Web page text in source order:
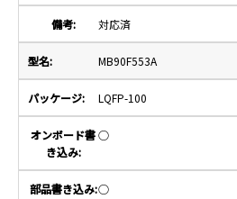
対応済
MB90F553A
LQFP-100
○
○